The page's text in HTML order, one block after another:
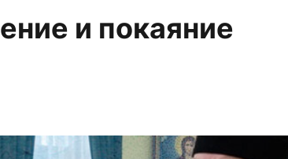
и покаяние